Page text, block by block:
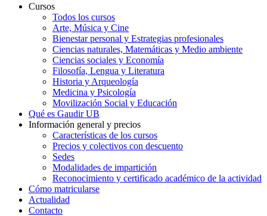
Navegación
principal
Gaudir
Cursos
Todos los cursos
Arte, Música y Cine
Bienestar personal y Estrategias profesionales
Ciencias naturales, Matemáticas y Medio ambiente
Ciencias sociales y Economía
Filosofía, Lengua y Literatura
Historia y Arqueología
Medicina y Psicología
Movilización Social y Educación
Qué es Gaudir UB
Información general y precios
Características de los cursos
Precios y colectivos con descuento
Sedes
Modalidades de impartición
Reconocimiento y certificado académico de la actividad
Cómo matricularse
Actualidad
Contacto